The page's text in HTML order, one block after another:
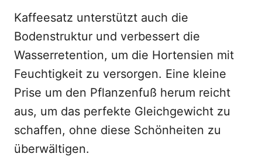
Kaffeesatz unterstützt auch die
Bodenstruktur und verbessert die
Wasserretention, um die Hortensien mit
Feuchtigkeit zu versorgen. Eine kleine
Prise um den Pflanzenfuß herum reicht
aus, um das perfekte Gleichgewicht zu
schaffen, ohne diese Schönheiten zu
überwältigen.